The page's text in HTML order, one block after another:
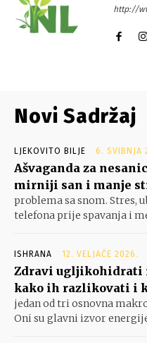
http://
Novi Sadržaj
LJEKOVITO BILJE 6. SVIBNJA
Ašvaganda za
mirniji san i manje
problema sa snom. Stres,
telefona prije spavanja i
ISHRANA 12. VELJAČE 2026.
Zdravi
kako ih razlikovati i
jedan od tri osnovna
Oni su glavni izvor